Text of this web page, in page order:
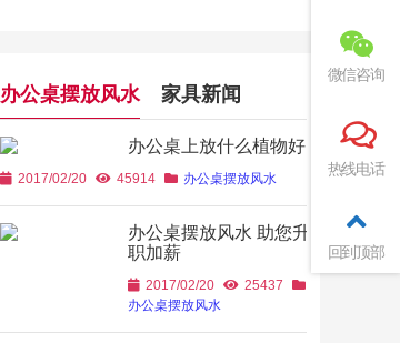
办公桌摆放风水 家具新闻
办公桌上放什么植物好
2017/02/20 45914 办公桌摆放风水
办公桌摆放风水 助您升
职加薪
2017/02/20
25437
办公桌摆放风水
微信咨询
热线电话
回到顶部